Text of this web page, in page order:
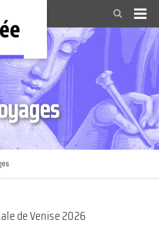
de Venise 2026